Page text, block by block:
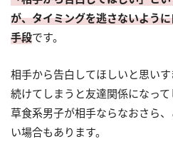
が、タイミングを逃さないよう
手段です。
相手から告白してほしいと思い
続けてしまうと友達関係になっ
草食系男子が相手ならなおさら
い場合もあります。